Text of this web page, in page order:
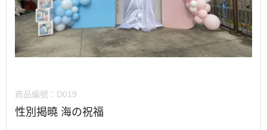
商品編號： D019
性別揭曉 海の祝福